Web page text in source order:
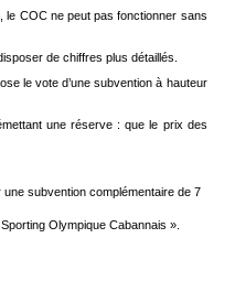
le COC ne peut pas fonctionner sans
de chiffres plus détaillés.
le vote d’une subvention à hauteur
une réserve : que le prix des
une subvention complémentaire de 7
Olympique Cabannais ».